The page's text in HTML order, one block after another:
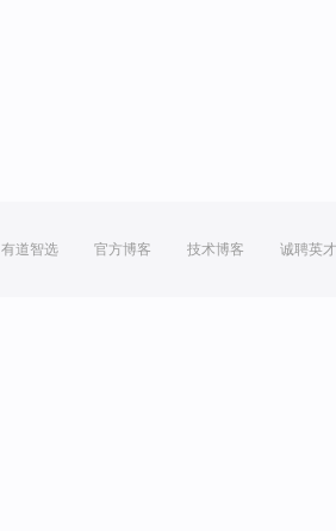
有道智选 官方博客 技术博客 诚聘英才